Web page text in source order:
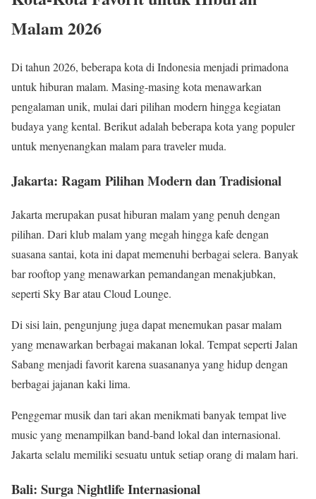
Malam 2026
Di tahun 2026, beberapa kota di Indonesia menjadi primadona
untuk hiburan malam. Masing-masing kota menawarkan
pengalaman unik, mulai dari pilihan modern hingga kegiatan
budaya yang kental. Berikut adalah beberapa kota yang populer
untuk menyenangkan malam para traveler muda.
Jakarta: Ragam Pilihan Modern dan Tradisional
Jakarta merupakan pusat hiburan malam yang penuh dengan
pilihan. Dari klub malam yang megah hingga kafe dengan
suasana santai, kota ini dapat memenuhi berbagai selera. Banyak
bar rooftop yang menawarkan pemandangan menakjubkan,
seperti Sky Bar atau Cloud Lounge.
Di sisi lain, pengunjung juga dapat menemukan pasar malam
yang menawarkan berbagai makanan lokal. Tempat seperti Jalan
Sabang menjadi favorit karena suasananya yang hidup dengan
berbagai jajanan kaki lima.
Penggemar musik dan tari akan menikmati banyak tempat live
music yang menampilkan band-band lokal dan internasional.
Jakarta selalu memiliki sesuatu untuk setiap orang di malam hari.
Bali: Surga Nightlife Internasional